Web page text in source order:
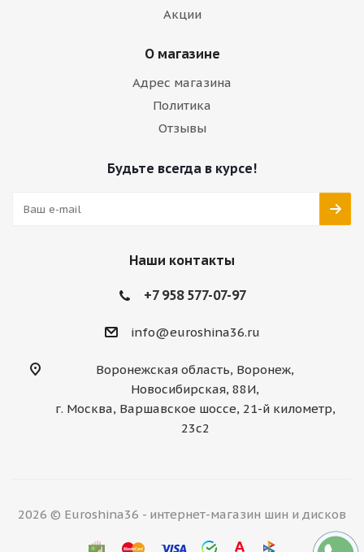
Акции
О магазине
Адрес магазина
Политика
Отзывы
Будьте всегда в курсе!
Наши контакты
+7 958 577-07-97
info@euroshina36.ru
Воронежская область, Воронеж,
Новосибирская, 88И,
г. Москва, Варшавское шоссе, 21-й километр,
23с2
2026 © Euroshina36 - интернет-магазин шин и дисков